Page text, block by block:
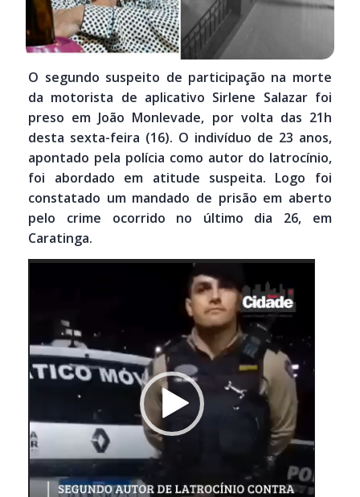
O segundo suspeito de participação na morte
da motorista de aplicativo Sirlene Salazar foi
preso em João Monlevade, por volta das 21h
desta sexta-feira (16). O indivíduo de 23 anos,
apontado pela polícia como autor do latrocínio,
foi abordado em atitude suspeita. Logo foi
constatado um mandado de prisão em aberto
pelo crime ocorrido no último dia 26, em
Caratinga.
Tocador